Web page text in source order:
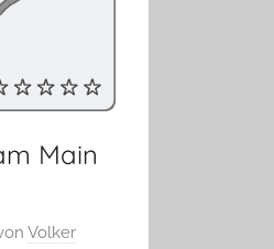
Main
Volker